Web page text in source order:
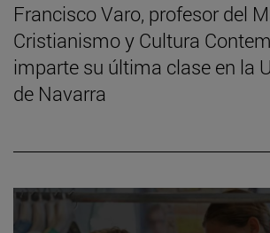
Francisco Varo, profesor del
Cristianismo y Cultura
imparte su última clase en la
de Navarra